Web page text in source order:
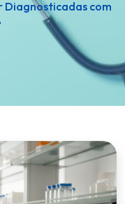
Diagnosticadas com